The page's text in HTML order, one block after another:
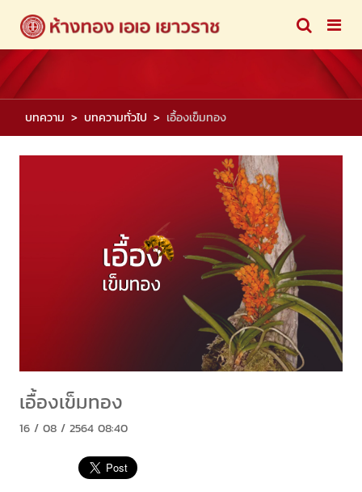
บทความ บทความทั่วไป เอื้องเข็มทอง
เอื้องเข็มทอง
16 / 08 / 2564 08:40